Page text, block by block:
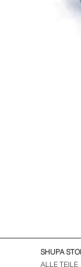
SHUPA
ALLE TEILE